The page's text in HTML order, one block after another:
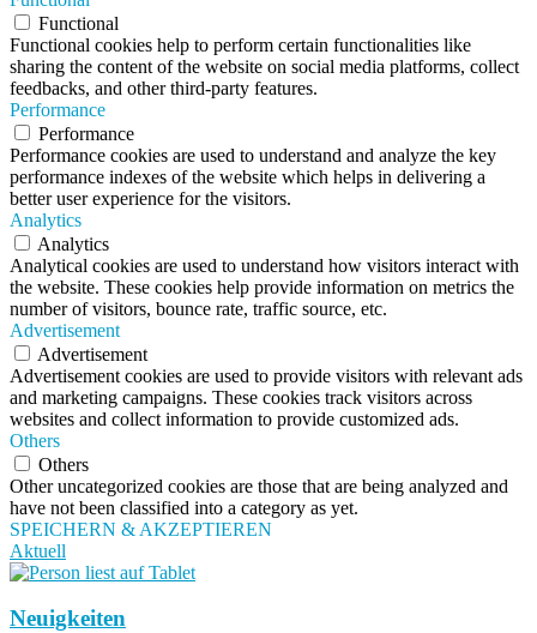
Functional
Functional cookies help to perform certain functionalities like
sharing the content of the website on social media platforms, collect
feedbacks, and other third-party features.
Performance
Performance
Performance cookies are used to understand and analyze the key
performance indexes of the website which helps in delivering a
better user experience for the visitors.
Analytics
Analytics
Analytical cookies are used to understand how visitors interact with
the website. These cookies help provide information on metrics the
number of visitors, bounce rate, traffic source, etc.
Advertisement
Advertisement
Advertisement cookies are used to provide visitors with relevant ads
and marketing campaigns. These cookies track visitors across
websites and collect information to provide customized ads.
Others
Others
Other uncategorized cookies are those that are being analyzed and
have not been classified into a category as yet.
SPEICHERN & AKZEPTIEREN
Aktuell
Neuigkeiten